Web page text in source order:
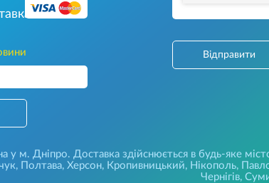
Відправити
у м. Дніпро. Доставка здійснюється в будь-яке
Полтава, Херсон, Кропивницький, Нікополь,
Чернігів,